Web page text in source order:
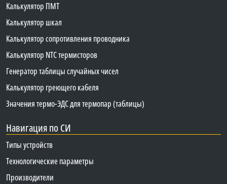
Калькулятор ПМТ
Калькулятор шкал
Калькулятор сопротивления проводника
Калькулятор NTC термисторов
Генератор таблицы случайных чисел
Калькулятор греющего кабеля
Значения термо-ЭДС для термопар (таблицы)
Навигация по СИ
Типы устройств
Технологические параметры
Производители